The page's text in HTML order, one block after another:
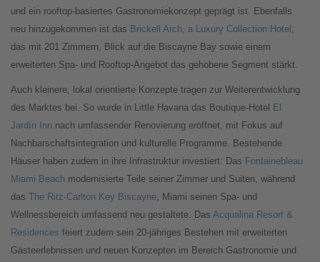
und ein rooftop-basiertes Gastronomiekonzept geprägt ist. Ebenfalls
neu hinzugekommen ist das Brickell Arch, a Luxury Collection Hotel ,
das mit 201 Zimmern, Blick auf die Biscayne Bay sowie einem
erweiterten Spa- und Rooftop-Angebot das gehobene Segment stärkt.
Auch kleinere, lokal orientierte Konzepte tragen zur Weiterentwicklung
des Marktes bei. So wurde in Little Havana das Boutique-Hotel El
Jardín Inn nach umfassender Renovierung eröffnet, mit Fokus auf
Nachbarschaftsintegration und kulturelle Programme. Bestehende
Häuser haben zudem in ihre Infrastruktur investiert: Das Fontainebleau
Miami Beach modernisierte Teile seiner Zimmer und Suiten, während
das The Ritz-Carlton Key Biscayne, Miami seinen Spa- und
Wellnessbereich umfassend neu gestaltete. Das Acqualina Resort &
Residences feiert zudem sein 20-jähriges Bestehen mit erweiterten
Gästeerlebnissen und neuen Konzepten im Bereich Gastronomie und